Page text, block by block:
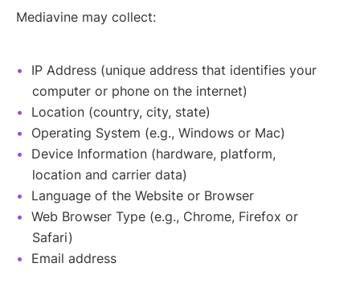
Mediavine may collect:
IP Address (unique address that identifies your
computer or phone on the internet)
Location (country, city, state)
Operating System (e.g., Windows or Mac)
Device Information (hardware, platform,
location and carrier data)
Language of the Website or Browser
Web Browser Type (e.g., Chrome, Firefox or
Safari)
Email address